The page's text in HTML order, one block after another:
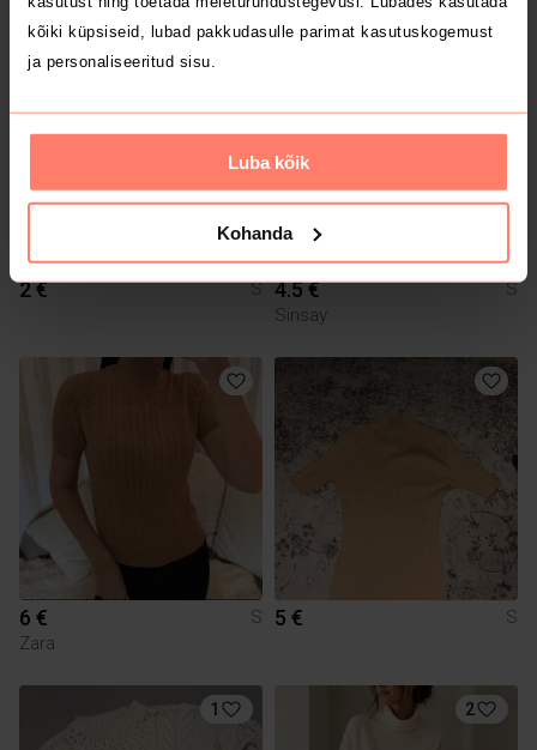
kõiki küpsiseid, lubad pakkudasulle parimat kasutuskogemust
ja personaliseeritud sisu.
Luba kõik
Kohanda
2 € S 4.5 €
S
Sinsay
6 €
S
Zara
5 € S
1 2